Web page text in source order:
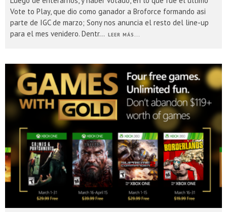
Vote to Play, que dio como ganador a Broforce formando asi
parte de IGC de marzo; Sony nos anuncia el resto del line-up
para el mes venidero. Dentr... LEER MÁS...